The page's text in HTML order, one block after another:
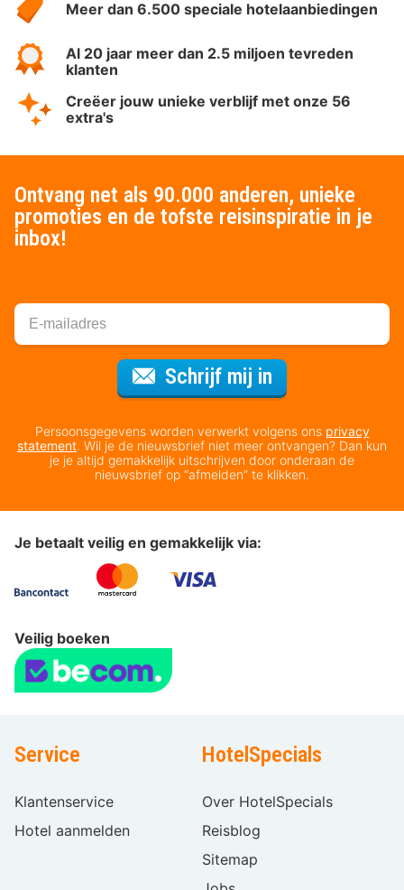
Meer dan 6.500 speciale hotelaanbiedingen
Al 20 jaar meer dan 2.5 miljoen tevreden
klanten
Creëer jouw unieke verblijf met onze 56
extra's
Ontvang net als 90.000 anderen, unieke
promoties en de tofste reisinspiratie in je
inbox!
Schrijf mij in
Persoonsgegevens worden verwerkt volgens ons privacy
statement. Wil je de nieuwsbrief niet meer ontvangen? Dan kun
je je altijd gemakkelijk uitschrijven door onderaan de
nieuwsbrief op “afmelden” te klikken.
Je betaalt veilig en gemakkelijk via:
Veilig boeken
Service
Klantenservice
Hotel aanmelden
HotelSpecials
Over HotelSpecials
Reisblog
Sitemap